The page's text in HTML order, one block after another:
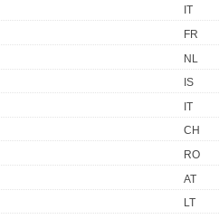
IT
FR
NL
IS
IT
CH
RO
AT
LT